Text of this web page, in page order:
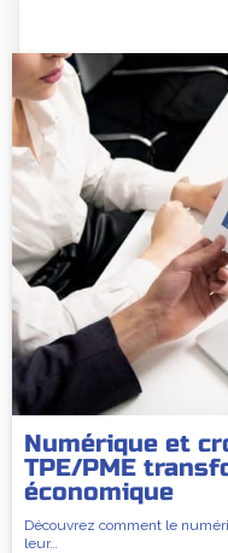
Numérique et
TPE/PME
économique
Découvrez comment le
leur…